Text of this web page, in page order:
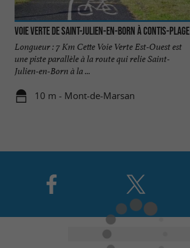
Voie Verte de Saint-Julien-en-Born à Contis-Plage
Longueur : 7 Km Cette Voie Verte Est-Ouest est
une piste parallèle à la route qui relie Saint-
Julien-en-Born à la ...
10 m - Mont-de-Marsan